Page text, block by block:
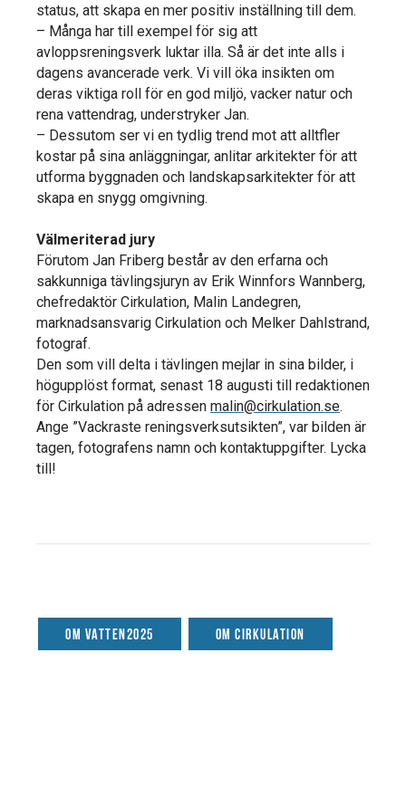
status, att skapa en mer positiv inställning till dem.
– Många har till exempel för sig att
avloppsreningsverk luktar illa. Så är det inte alls i
dagens avancerade verk. Vi vill öka insikten om
deras viktiga roll för en god miljö, vacker natur och
rena vattendrag, understryker Jan.
– Dessutom ser vi en tydlig trend mot att alltfler
kostar på sina anläggningar, anlitar arkitekter för att
utforma byggnaden och landskapsarkitekter för att
skapa en snygg omgivning.
Välmeriterad jury
Förutom Jan Friberg består av den erfarna och
sakkunniga tävlingsjuryn av Erik Winnfors Wannberg,
chefredaktör Cirkulation, Malin Landegren,
marknadsansvarig Cirkulation och Melker Dahlstrand,
fotograf.
Den som vill delta i tävlingen mejlar in sina bilder, i
högupplöst format, senast 18 augusti till redaktionen
för Cirkulation på adressen malin@cirkulation.se.
Ange ”Vackraste reningsverksutsikten”, var bilden är
tagen, fotografens namn och kontaktuppgifter. Lycka
till!
Om Vatten2025 Om Cirkulation